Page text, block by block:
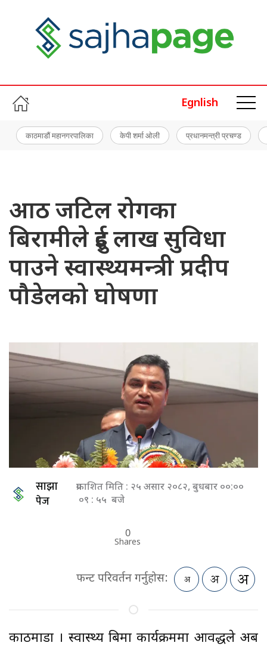
Egnlish
काठमाडौं महानगरपालिका केपी शर्मा ओली प्रधानमन्त्री प्रचण्ड
आठ जटिल रोगका
बिरामीले दुई लाख सुविधा
पाउने स्वास्थ्यमन्त्री प्रदीप
पौडेलको घोषणा
साझा
पेज
प्रकाशित मिति : २५ असार २०८२, बुधबार ००:००
०९ : ५५ बजे
0
Shares
फन्ट परिवर्तन गर्नुहोस:
काठमाडौँ । स्वास्थ्य बिमा कार्यक्रममा आवद्धले अब